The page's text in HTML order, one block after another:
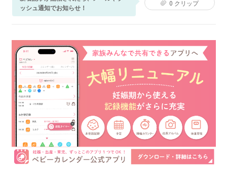
ッシュ通知でお知らせ！
0 クリップ